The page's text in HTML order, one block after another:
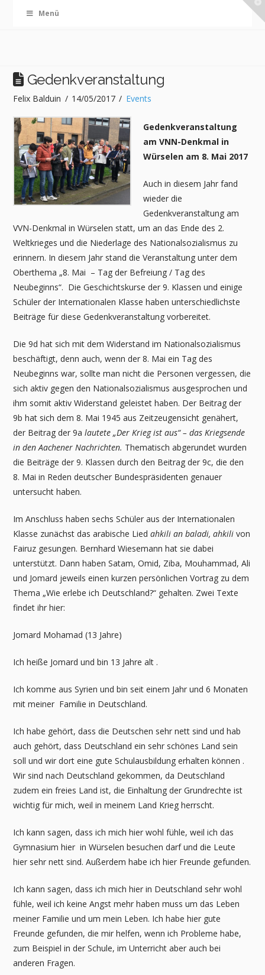
Menü
Gedenkveranstaltung
Felix Balduin 14/05/2017 Events
Gedenkveranstaltung
am VNN-Denkmal in
Würselen am 8. Mai 2017
Auch in diesem Jahr fand
wieder die
Gedenkveranstaltung am
VVN-Denkmal in Würselen statt, um an das Ende des 2.
Weltkrieges und die Niederlage des Nationalsozialismus zu
erinnern. In diesem Jahr stand die Veranstaltung unter dem
Oberthema „8. Mai – Tag der Befreiung / Tag des
Neubeginns“. Die Geschichtskurse der 9. Klassen und einige
Schüler der Internationalen Klasse haben unterschiedlichste
Beiträge für diese Gedenkveranstaltung vorbereitet.
Die 9d hat sich mit dem Widerstand im Nationalsozialismus
beschäftigt, denn auch, wenn der 8. Mai ein Tag des
Neubeginns war, sollte man nicht die Personen vergessen, die
sich aktiv gegen den Nationalsozialismus ausgesprochen und
ihm somit aktiv Widerstand geleistet haben. Der Beitrag der
9b hat sich dem 8. Mai 1945 aus Zeitzeugensicht genähert,
der Beitrag der 9alautete „Der Krieg ist aus“ – das Kriegsende
in den Aachener Nachrichten. Thematisch abgerundet wurden
die Beiträge der 9. Klassen durch den Beitrag der 9c, die den
8. Mai in Reden deutscher Bundespräsidenten genauer
untersucht haben.
Im Anschluss haben sechs Schüler aus der Internationalen
Klasse zunächst das arabische Liedahkili an baladi, ahkili von
Fairuz gesungen. Bernhard Wiesemann hat sie dabei
unterstützt. Dann haben Satam, Omid, Ziba, Mouhammad, Ali
und Jomard jeweils einen kurzen persönlichen Vortrag zu dem
Thema „Wie erlebe ich Deutschland?“ gehalten. Zwei Texte
findet ihr hier:
Jomard Mohamad (13 Jahre)
Ich heiße Jomard und bin 13 Jahre alt .
Ich komme aus Syrien und bin seit einem Jahr und 6 Monaten
mit meiner Familie in Deutschland.
Ich habe gehört, dass die Deutschen sehr nett sind und hab
auch gehört, dass Deutschland ein sehr schönes Land sein
soll und wir dort eine gute Schulausbildung erhalten können .
Wir sind nach Deutschland gekommen, da Deutschland
zudem ein freies Land ist, die Einhaltung der Grundrechte ist
wichtig für mich, weil in meinem Land Krieg herrscht.
Ich kann sagen, dass ich mich hier wohl fühle, weil ich das
Gymnasium hier in Würselen besuchen darf und die Leute
hier sehr nett sind. Außerdem habe ich hier Freunde gefunden.
Ich kann sagen, dass ich mich hier in Deutschland sehr wohl
fühle, weil ich keine Angst mehr haben muss um das Leben
meiner Familie und um mein Leben. Ich habe hier gute
Freunde gefunden, die mir helfen, wenn ich Probleme habe,
zum Beispiel in der Schule, im Unterricht aber auch bei
anderen Fragen.